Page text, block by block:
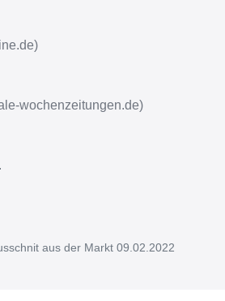
wochenzeitungen.de)
aus der Markt 09.02.2022